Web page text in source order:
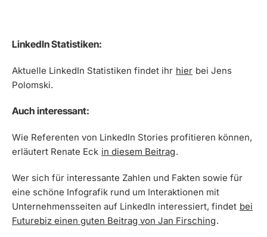
LinkedIn Statistiken:
Aktuelle LinkedIn Statistiken findet ihr hier bei Jens
Polomski.
Auch interessant:
Wie Referenten von LinkedIn Stories profitieren können,
erläutert Renate Eck in diesem Beitrag.
Wer sich für interessante Zahlen und Fakten sowie für
eine schöne Infografik rund um Interaktionen mit
Unternehmensseiten auf LinkedIn interessiert, findet bei
Futurebiz einen guten Beitrag von Jan Firsching.